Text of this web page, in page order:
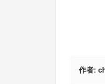
作者: